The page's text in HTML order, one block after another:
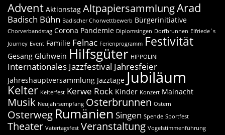
Advent Aktionstag AltpapiersammlungArad
Badisch Bühn Badischer Chorwettbewerb Bürgerinitiative
Chorverbandstag Corona Pandemie Diplomsingen Dorfbrunnen Elfriede`s
Journey Event Familie Felnac Ferienprogramm Festivität
Gesang Glühwein Hilfsgüter HIPPOLINI
Internationales Jazzfestival Jahresfeier
Jahreshauptversammlung Jazztage Jubiläum
Kelter Kelterfest Kerwe Rock Kinder Konzert Mainacht
Musik Neujahrsempfang Osterbrunnen Ostern
Osterweg Rumänien Singen Spende Sportfest
Theater Vatertagsfest Veranstaltung Vogelstimmenführung